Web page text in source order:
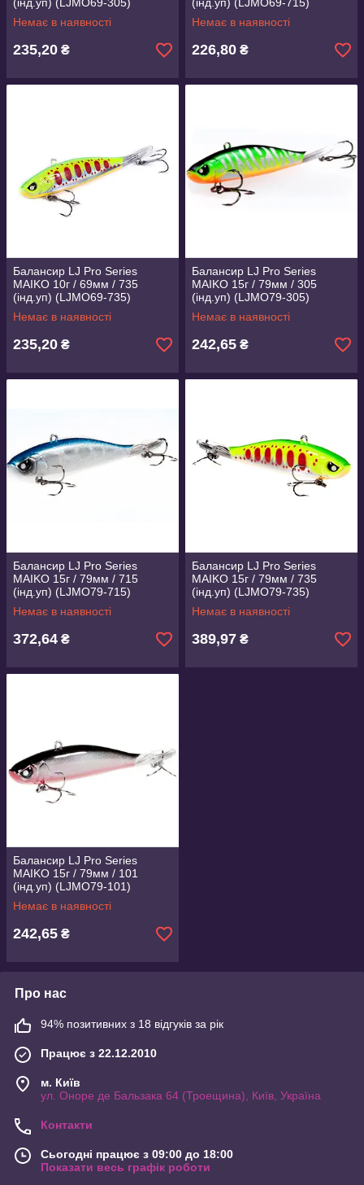
Немає в наявності
235,20 ₴
Немає в наявності
226,80 ₴
Балансир LJ Pro Series
MAIKO 10г / 69мм / 735
(інд.уп) (LJMO69-735)
Немає в наявності
235,20 ₴
Балансир LJ Pro Series
MAIKO 15г / 79мм / 305
(інд.уп) (LJMO79-305)
Немає в наявності
242,65 ₴
Балансир LJ Pro Series
MAIKO 15г / 79мм / 715
(інд.уп) (LJMO79-715)
Немає в наявності
372,64 ₴
Балансир LJ Pro Series
MAIKO 15г / 79мм / 735
(інд.уп) (LJMO79-735)
Немає в наявності
389,97 ₴
Балансир LJ Pro Series
MAIKO 15г / 79мм / 101
(інд.уп) (LJMO79-101)
Немає в наявності
242,65 ₴
Про нас
94% позитивних з 18 відгуків за рік
Працює з 22.12.2010
м. Київ
ул. Оноре де Бальзака 64 (Троещина), Київ, Україна
Контакти
Сьогодні працює з 09:00 до 18:00
Показати весь графік роботи